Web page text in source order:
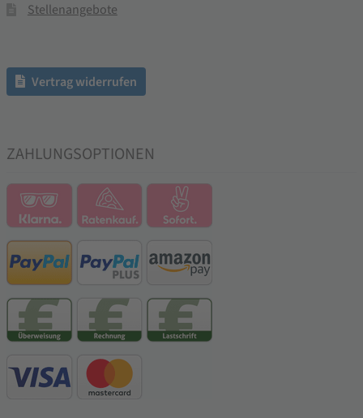
Stellenangebote
Vertrag widerrufen
ZAHLUNGSOPTIONEN